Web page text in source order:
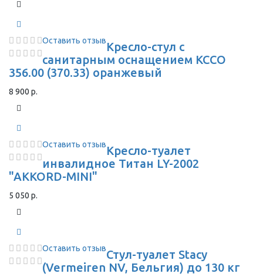
Оставить отзывКресло-стул с
санитарным оснащением КССО
356.00 (370.33) оранжевый
8 900 р.
Оставить отзывКресло-туалет
инвалидное Титан LY-2002
"AKKORD-MINI"
5 050 р.
Оставить отзывСтул-туалет Stacy
(Vermeiren NV, Бельгия) до 130 кг